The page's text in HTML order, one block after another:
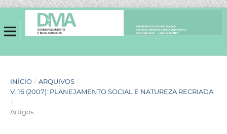
INÍCIO / ARQUIVOS /
V. 16 (2007): PLANEJAMENTO SOCIAL E NATUREZA RECRIADA
/
Artigos